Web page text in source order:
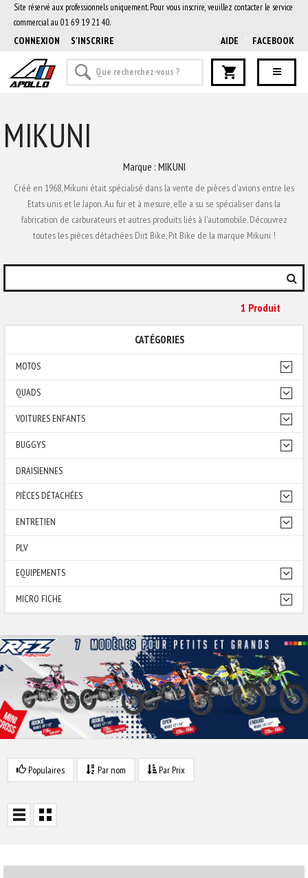
Site réservé aux professionnels uniquement. Pour vous inscrire, veuillez contacter le service
commercial au 01 69 19 21 40.
CONNEXION S'INSCRIRE AIDE FACEBOOK
MIKUNI
Marque : MIKUNI
Créé en 1968, Mikuni était spécialisé dans la vente de pièces d'avions entre les
Etats unis et le Japon. Au fur et à mesure, elle a su se spécialiser dans la
fabrication de carburateurs et autres produits liés à l'automobile. Découvrez
toutes les pièces détachées Dirt Bike, Pit Bike de la marque Mikuni !
1 Produit
CATÉGORIES
MOTOS
QUADS
VOITURES ENFANTS
BUGGYS
DRAISIENNES
PIÈCES DÉTACHÉES
ENTRETIEN
PLV
EQUIPEMENTS
MICRO FICHE
Populaires Par nom Par Prix